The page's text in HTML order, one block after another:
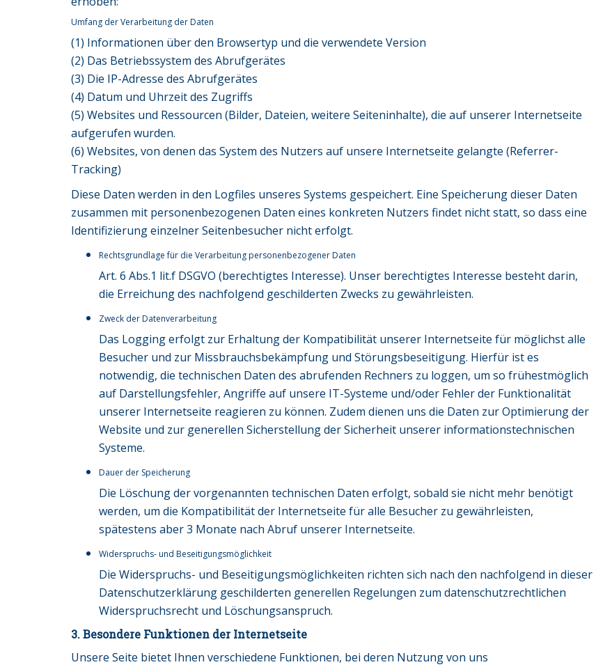
Umfang der Verarbeitung der Daten
(1) Informationen über den Browsertyp und die verwendete Version
(2) Das Betriebssystem des Abrufgerätes
(3) Die IP-Adresse des Abrufgerätes
(4) Datum und Uhrzeit des Zugriffs
(5) Websites und Ressourcen (Bilder, Dateien, weitere Seiteninhalte), die auf unserer Internetseite
aufgerufen wurden.
(6) Websites, von denen das System des Nutzers auf unsere Internetseite gelangte (Referrer-
Tracking)
Diese Daten werden in den Logfiles unseres Systems gespeichert. Eine Speicherung dieser Daten
zusammen mit personenbezogenen Daten eines konkreten Nutzers findet nicht statt, so dass eine
Identifizierung einzelner Seitenbesucher nicht erfolgt.
Rechtsgrundlage für die Verarbeitung personenbezogener Daten
Art. 6 Abs.1 lit.f DSGVO (berechtigtes Interesse). Unser berechtigtes Interesse besteht darin,
die Erreichung des nachfolgend geschilderten Zwecks zu gewährleisten.
Zweck der Datenverarbeitung
Das Logging erfolgt zur Erhaltung der Kompatibilität unserer Internetseite für möglichst alle
Besucher und zur Missbrauchsbekämpfung und Störungsbeseitigung. Hierfür ist es
notwendig, die technischen Daten des abrufenden Rechners zu loggen, um so frühestmöglich
auf Darstellungsfehler, Angriffe auf unsere IT-Systeme und/oder Fehler der Funktionalität
unserer Internetseite reagieren zu können. Zudem dienen uns die Daten zur Optimierung der
Website und zur generellen Sicherstellung der Sicherheit unserer informationstechnischen
Systeme.
Dauer der Speicherung
Die Löschung der vorgenannten technischen Daten erfolgt, sobald sie nicht mehr benötigt
werden, um die Kompatibilität der Internetseite für alle Besucher zu gewährleisten,
spätestens aber 3 Monate nach Abruf unserer Internetseite.
Widerspruchs- und Beseitigungsmöglichkeit
Die Widerspruchs- und Beseitigungsmöglichkeiten richten sich nach den nachfolgend in dieser
Datenschutzerklärung geschilderten generellen Regelungen zum datenschutzrechtlichen
Widerspruchsrecht und Löschungsanspruch.
3. Besondere Funktionen der Internetseite
Unsere Seite bietet Ihnen verschiedene Funktionen, bei deren Nutzung von uns